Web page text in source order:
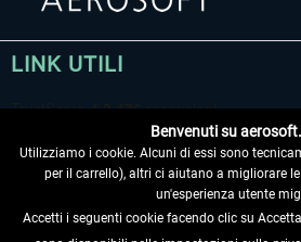
LINK UTILI
Benvenuti su
Utilizziamo i cookie. Alcuni di essi sono
per il carrello), altri ci aiutano a migliorare
un'esperienza utente
Accetti i seguenti cookie facendo clic su